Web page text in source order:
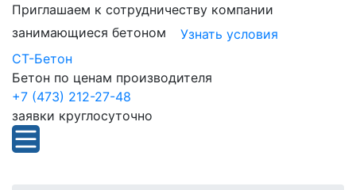
Приглашаем к сотрудничеству компании
занимающиеся бетоном
Узнать условия
СТ-Бетон
Бетон по ценам производителя
+7 (473) 212-27-48
заявки круглосуточно